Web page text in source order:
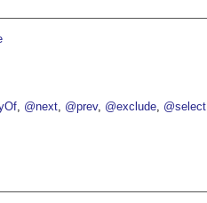
@next @prev @exclude @select